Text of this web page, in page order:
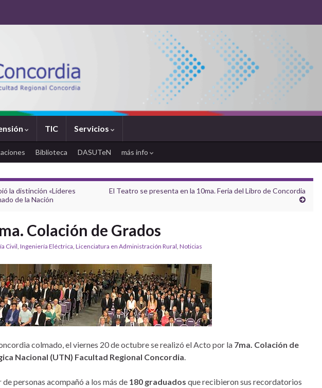
TIC Servicios
Biblioteca DASUTeN más info
la distinción «Líderes
de la Nación
El Teatro se presenta en la 10ma. Feria del Libro de Concordia
Colación de Grados
Civil Ingeniería Eléctrica Licenciatura en Administración Rural Noticias
colmado, el viernes 20 de octubre se realizó el Acto por la 7ma. Colación de
Nacional (UTN) Facultad Regional Concordia
personas acompañó a los más de 180 graduados que recibieron sus recordatorios